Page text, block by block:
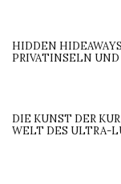
HIDDEN
PRIVATINSELN
DIE KUNST DER
WELT DES ULTRA-